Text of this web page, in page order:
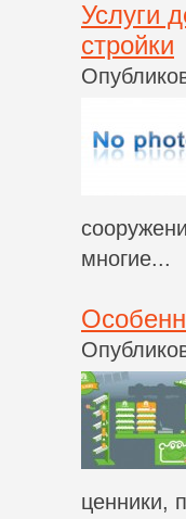
Услуги
стройки
многие...
ценники,